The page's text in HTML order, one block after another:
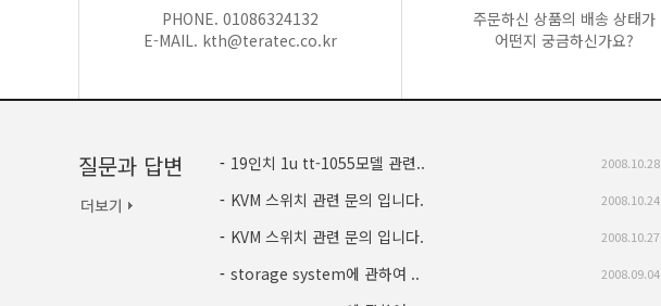
PHONE. 01086324132
E-MAIL. kth@teratec.co.kr
주문하신 상품의 배송 상태가
어떤지 궁금하신가요?
질문과 답변 - 19인치 1u tt-1055모델 관련.. 2008.10.28
- KVM 스위치 관련 문의 입니다. 2008.10.24
- KVM 스위치 관련 문의 입니다. 2008.10.27
- storage system에 관하여 .. 2008.09.04